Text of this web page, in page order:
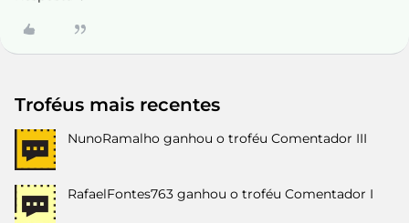
Troféus mais recentes
NunoRamalho ganhou o troféu Comentador III
RafaelFontes763 ganhou o troféu Comentador I